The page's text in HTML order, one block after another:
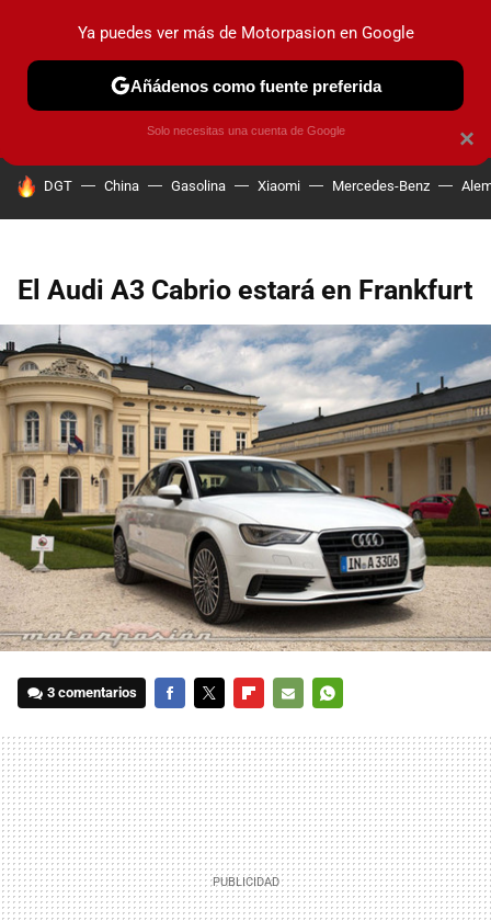
PRUEBAS COCHES ELÉCTRICOS OBSERVATORIO
HOY SE HABLA DE
DGT China Gasolina Xiaomi Mercedes-Benz
El Audi A3 Cabrio estará en Frankfurt
3 comentarios
MAIL
×
Ya puedes ver más de Motorpasion en Google
Añádenos como fuente preferida
Solo necesitas una cuenta de Google